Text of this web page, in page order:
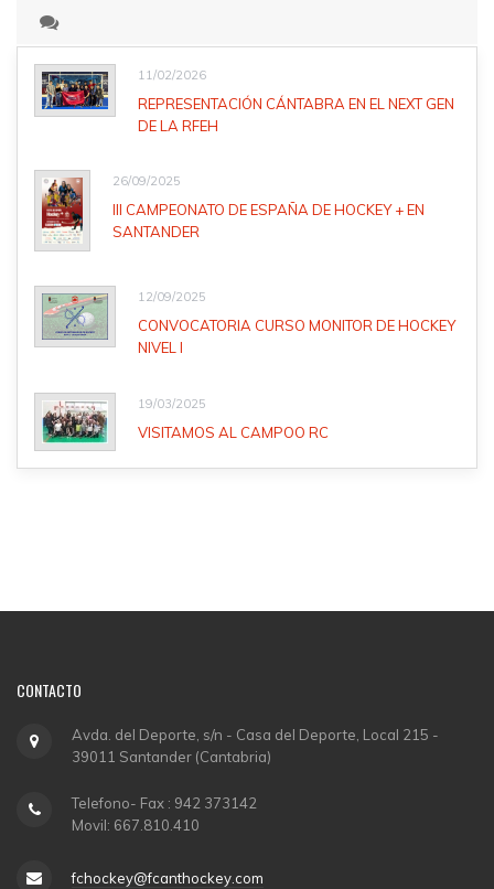
11/02/2026
REPRESENTACIÓN CÁNTABRA EN EL NEXT GEN
DE LA RFEH
26/09/2025
III CAMPEONATO DE ESPAÑA DE HOCKEY + EN
SANTANDER
12/09/2025
CONVOCATORIA CURSO MONITOR DE HOCKEY
NIVEL I
19/03/2025
VISITAMOS AL CAMPOO RC
CONTACTO
Avda. del Deporte, s/n - Casa del Deporte, Local 215 -
39011 Santander (Cantabria)
Telefono- Fax : 942 373142
Movil: 667.810.410
fchockey@fcanthockey.com